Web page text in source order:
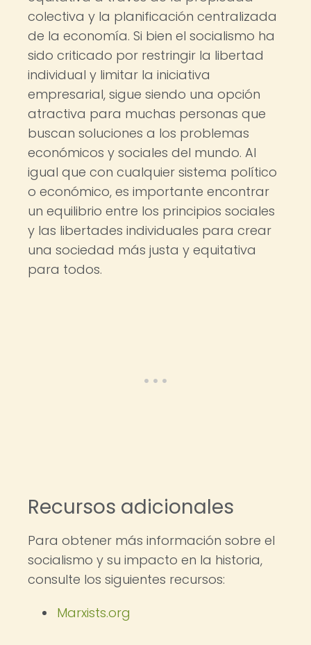
colectiva y la planificación centralizada
de la economía. Si bien el socialismo ha
sido criticado por restringir la libertad
individual y limitar la iniciativa
empresarial, sigue siendo una opción
atractiva para muchas personas que
buscan soluciones a los problemas
económicos y sociales del mundo. Al
igual que con cualquier sistema político
o económico, es importante encontrar
un equilibrio entre los principios sociales
y las libertades individuales para crear
una sociedad más justa y equitativa
para todos.
Recursos adicionales
Para obtener más información sobre el
socialismo y su impacto en la historia,
consulte los siguientes recursos:
Marxists.org